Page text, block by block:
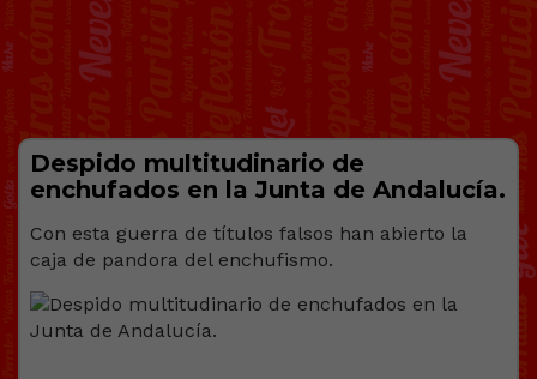
Despido multitudinario de
enchufados en la Junta de Andalucía.
Con esta guerra de títulos falsos han abierto la
caja de pandora del enchufismo.